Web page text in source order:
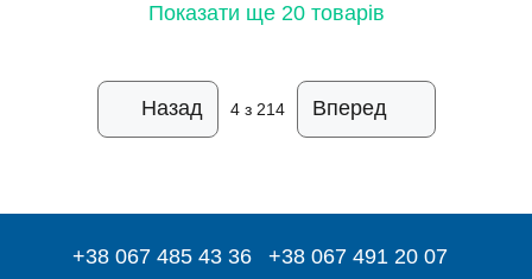
Показати ще 20 товарів
Назад 4з 214 Вперед
+38 067 485 43 36 +38 067 491 20 07